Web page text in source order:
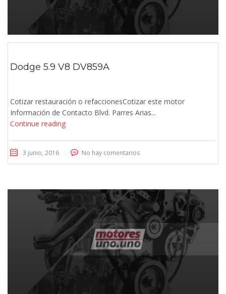
Dodge 5.9 V8 DV859A
Cotizar restauración o refaccionesCotizar este motor
Información de Contacto Blvd. Parres Arias...
Continue reading
3 junio, 2016 No hay comentarios